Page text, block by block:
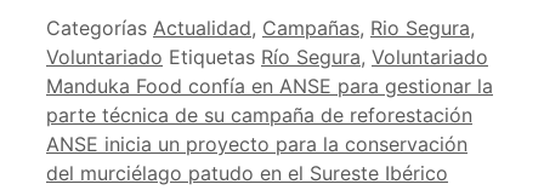
Categorías Actualidad, Campañas, Rio Segura,
Voluntariado Etiquetas Río Segura, Voluntariado
Manduka Food confía en ANSE para gestionar la
parte técnica de su campaña de reforestación
ANSE inicia un proyecto para la conservación
del murciélago patudo en el Sureste Ibérico